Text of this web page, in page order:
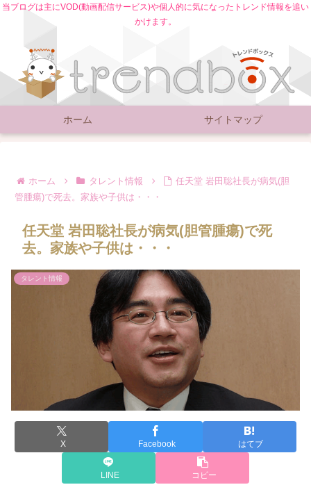
当ブログは主にVOD(動画配信サービス)や個人的に気になったトレンド情報を追い
かけます。
ホーム サイトマップ
ホーム タレント情報
任天堂 岩田聡社長が病気(胆
管腫瘍)で死去。家族や子供は・・・
任天堂 岩田聡社長が病気(胆管腫瘍)で死
去。家族や子供は・・・
タレント情報
X Facebook はてブ
LINE コピー